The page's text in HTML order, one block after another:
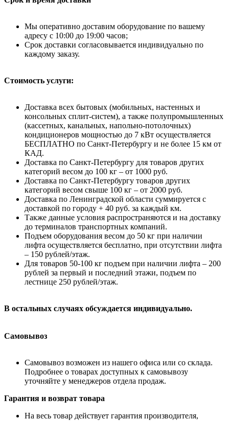
Мы оперативно доставим оборудование по вашему
адресу с 10:00 до 19:00 часов;
Срок доставки согласовывается индивидуально по
каждому заказу.
Стоимость услуги:
Доставка всех бытовых (мобильных, настенных и
консольных сплит-систем), а также полупромышленных
(кассетных, канальных, напольно-потолочных)
кондиционеров мощностью до 7 кВт осуществляется
БЕСПЛАТНО по Санкт-Петербургу и не более 15 км от
КАД.
Доставка по Санкт-Петербургу для товаров других
категорий весом до 100 кг – от 1000 руб.
Доставка по Санкт-Петербургу товаров других
категорий весом свыше 100 кг – от 2000 руб.
Доставка по Ленинградской области суммируется с
доставкой по городу + 40 руб. за каждый км.
Также данные условия распространяются и на доставку
до терминалов транспортных компаний.
Подъем оборудования весом до 50 кг при наличии
лифта осуществляется бесплатно, при отсутствии лифта
– 150 рублей/этаж.
Для товаров 50-100 кг подъем при наличии лифта – 200
рублей за первый и последний этажи, подъем по
лестнице 250 рублей/этаж.
В остальных случаях обсуждается индивидуально.
Самовывоз
Самовывоз возможен из нашего офиса или со склада.
Подробнее о товарах доступных к самовывозу
уточняйте у менеджеров отдела продаж.
Гарантия и возврат товара
На весь товар действует гарантия производителя,